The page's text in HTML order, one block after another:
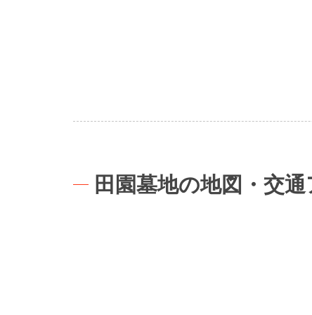
田園墓地の地図・交